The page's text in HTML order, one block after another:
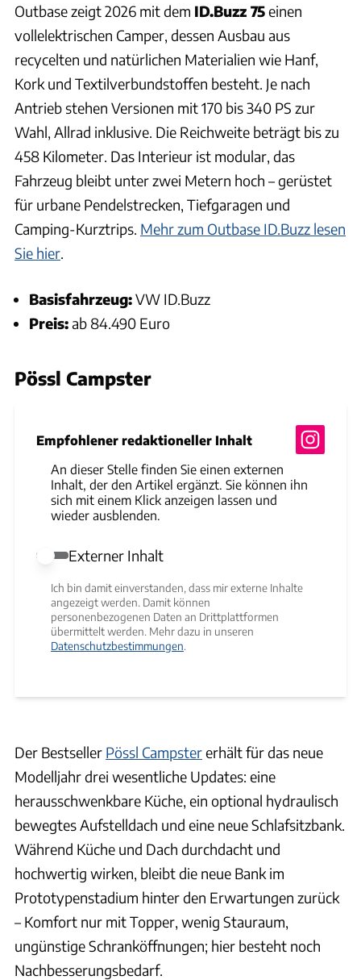
Outbase zeigt 2026 mit dem ID.Buzz 75einen
vollelektrischen Camper, dessen Ausbau aus
recycelten und natürlichen Materialien wie Hanf,
Kork und Textilverbundstoffen besteht. Je nach
Antrieb stehen Versionen mit 170 bis 340 PS zur
Wahl, Allrad inklusive. Die Reichweite beträgt bis zu
458 Kilometer. Das Interieur ist modular, das
Fahrzeug bleibt unter zwei Metern hoch – gerüstet
für urbane Pendelstrecken, Tiefgaragen und
Camping-Kurztrips. Mehr zum Outbase ID.Buzz lesen
Sie hier.
Basisfahrzeug:VW ID.Buzz
Preis:ab 84.490 Euro
Pössl Campster
Empfohlener redaktioneller Inhalt
An dieser Stelle finden Sie einen externen
Inhalt, der den Artikel ergänzt. Sie können ihn
sich mit einem Klick anzeigen lassen und
wieder ausblenden.
Externer Inhalt erlauben
Externer Inhalt
Ich bin damit einverstanden, dass mir externe Inhalte
angezeigt werden. Damit können
personenbezogenen Daten an Drittplattformen
übermittelt werden. Mehr dazu in unseren
Datenschutzbestimmungen.
Der Bestseller Pössl Campstererhält für das neue
Modelljahr drei wesentliche Updates: eine
herausschwenkbare Küche, ein optional hydraulisch
bewegtes Aufstelldach und eine neue Schlafsitzbank.
Während Küche und Dach durchdacht und
hochwertig wirken, bleibt die neue Bank im
Prototypenstadium hinter den Erwartungen zurück
– Komfort nur mit Topper, wenig Stauraum,
ungünstige Schranköffnungen; hier besteht noch
Nachbesserungsbedarf.